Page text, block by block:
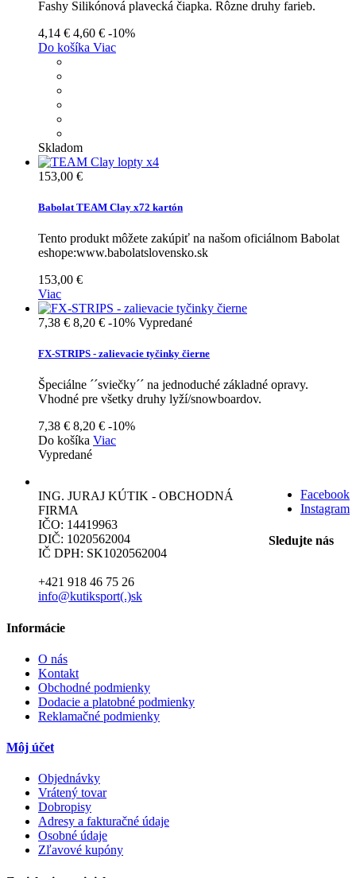
Fashy Silikónová plavecká čiapka. Rôzne druhy farieb.
4,14 € 4,60 € -10%
Do košíka Viac
Skladom
153,00 €
Babolat TEAM Clay x72 kartón
Tento produkt môžete zakúpiť na našom oficiálnom Babolat
eshope:www.babolatslovensko.sk
153,00 €
Viac
7,38 € 8,20 € -10% Vypredané
FX-STRIPS - zalievacie tyčinky čierne
Špeciálne ´´sviečky´´ na jednoduché základné opravy.
Vhodné pre všetky druhy lyží/snowboardov.
7,38 € 8,20 € -10%
Do košíka Viac
Vypredané
Facebook
Instagram
Sledujte nás
ING. JURAJ KÚTIK - OBCHODNÁ
FIRMA
IČO: 14419963
DIČ: 1020562004
IČ DPH: SK1020562004
+421 918 46 75 26
info@kutiksport(.)sk
Informácie
O nás
Kontakt
Obchodné podmienky
Dodacie a platobné podmienky
Reklamačné podmienky
Môj účet
Objednávky
Vrátený tovar
Dobropisy
Adresy a fakturačné údaje
Osobné údaje
Zľavové kupóny